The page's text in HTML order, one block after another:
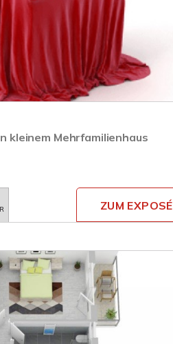
kleinem Mehrfamilienhaus
ZUM EXPOSÉ